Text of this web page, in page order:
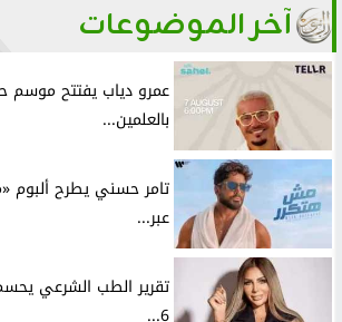
آخر الموضوعات
بالعلمين...
تامر حسني يطرح ألبوم
عبر...
تقرير الطب الشرعي